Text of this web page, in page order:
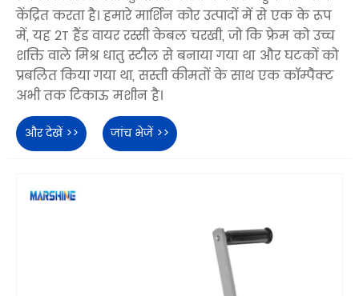
केंद्रित करता है। हमारे मार्शिन कोर उत्पादों में से एक के रूप
में, यह 2T हैंड वायर रस्सी केबल चरखी, जो कि फ्रेम को उच्च
शक्ति वाले मिश्र धातु स्टील से बनाया गया था और घटकों को
प्रबलित किया गया था, सस्ती कीमतों के साथ एक कॉम्पैक्ट
अभी तक टिकाऊ मशीन है।
और देखें >> जांच भेजें >>